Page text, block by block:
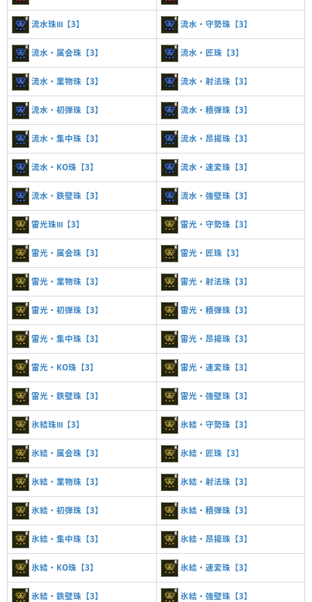
流水珠Ⅲ【3】 流水・守勢珠【3】
流水・属会珠【3】 流水・匠珠【3】
流水・業物珠【3】 流水・射法珠【3】
流水・初弾珠【3】 流水・積弾珠【3】
流水・集中珠【3】 流水・昂揚珠【3】
流水・KO珠【3】 流水・速変珠【3】
流水・鉄壁珠【3】 流水・強壁珠【3】
雷光珠Ⅲ【3】 雷光・守勢珠【3】
雷光・属会珠【3】 雷光・匠珠【3】
雷光・業物珠【3】 雷光・射法珠【3】
雷光・初弾珠【3】 雷光・積弾珠【3】
雷光・集中珠【3】 雷光・昂揚珠【3】
雷光・KO珠【3】 雷光・速変珠【3】
雷光・鉄壁珠【3】 雷光・強壁珠【3】
氷結珠Ⅲ【3】 氷結・守勢珠【3】
氷結・属会珠【3】 氷結・匠珠【3】
氷結・業物珠【3】 氷結・射法珠【3】
氷結・初弾珠【3】 氷結・積弾珠【3】
氷結・集中珠【3】 氷結・昂揚珠【3】
氷結・KO珠【3】 氷結・速変珠【3】
氷結・鉄壁珠【3】 氷結・強壁珠【3】